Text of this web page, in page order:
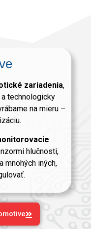
zariadenia,
technologicky
na mieru –
hlučnosti,
mnohých iných,